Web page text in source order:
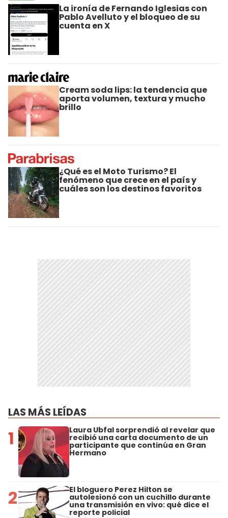
La ironía de Fernando Iglesias con
Pablo Avelluto y el bloqueo de su
cuenta en X
Cream soda lips: la tendencia que
aporta volumen, textura y mucho
brillo
¿Qué es el Moto Turismo? El
fenómeno que crece en el país y
cuáles son los destinos favoritos
LAS MÁS LEÍDAS
1 Laura Ubfal sorprendió al revelar que
recibió una carta documento de un
participante que continúa en Gran
Hermano
2 El bloguero Perez Hilton se
autolesionó con un cuchillo durante
una transmisión en vivo: qué dice el
reporte policial